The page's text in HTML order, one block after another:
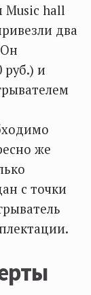
Music hall
два
руб.) и
же
с точки